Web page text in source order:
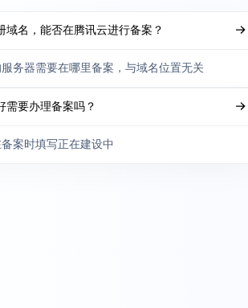
域名，能否在腾讯云进行备案？
务器需要在哪里备案，与域名位置无关
需要办理备案吗？
案时填写正在建设中